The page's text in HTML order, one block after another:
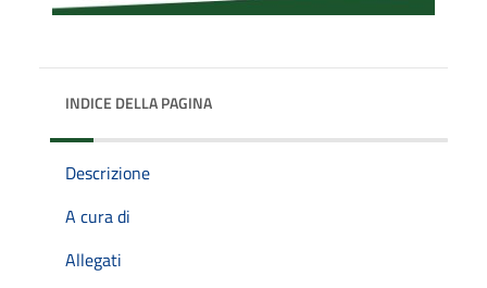
INDICE DELLA PAGINA
Descrizione
A cura di
Allegati